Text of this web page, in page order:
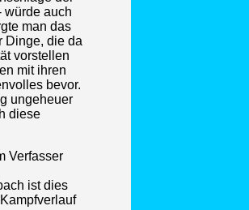
würde auch
man das
Dinge, die da
vorstellen
mit ihren
bevor.
ungeheuer
diese
Verfasser
ist dies